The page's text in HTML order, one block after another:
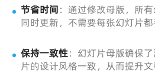
节省时间：通过修改母版，所
同时更新，不需要每张幻灯片都
保持一致性：幻灯片母版确保
片的设计风格一致，从而提升文